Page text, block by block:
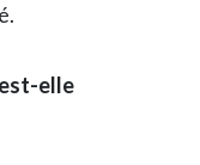
elle